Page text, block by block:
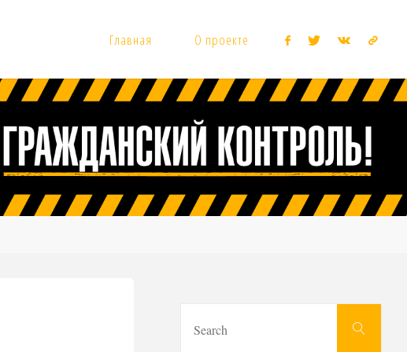
Главная О проекте
Search